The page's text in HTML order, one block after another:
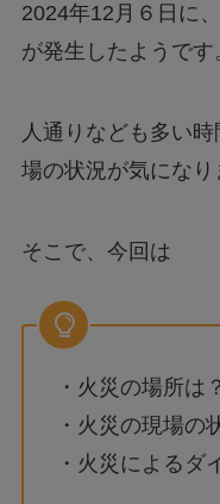
2024年12月６日に
が発生したようです
人通りなども多い
場の状況が気になり
そこで、今回は
・火災の場所は？
・火災の現場の
・火災によるダ